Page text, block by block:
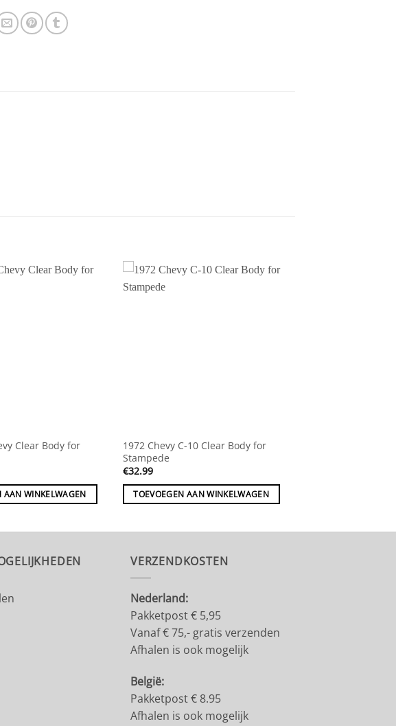
Clear Body for
AAN WINKELWAGEN
1972 Chevy C-10 Clear Body for
Stampede
€32.99
TOEVOEGEN AAN WINKELWAGEN
VERZENDKOSTEN
Nederland:
Pakketpost € 5,95
Vanaf € 75,- gratis verzenden
Afhalen is ook mogelijk
België:
Pakketpost € 8.95
Afhalen is ook mogelijk